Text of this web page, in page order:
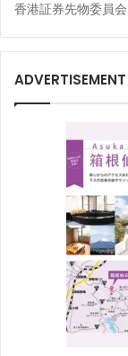
香港証券先物委員
ADVERTISEMENT